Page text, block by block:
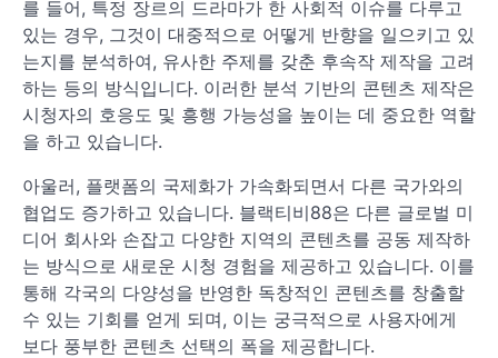
를 들어, 특정 장르의 드라마가 한 사회적 이슈를 다루고
있는 경우, 그것이 대중적으로 어떻게 반향을 일으키고 있
는지를 분석하여, 유사한 주제를 갖춘 후속작 제작을 고려
하는 등의 방식입니다. 이러한 분석 기반의 콘텐츠 제작은
시청자의 호응도 및 흥행 가능성을 높이는 데 중요한 역할
을 하고 있습니다.
아울러, 플랫폼의 국제화가 가속화되면서 다른 국가와의
협업도 증가하고 있습니다. 블랙티비88은 다른 글로벌 미
디어 회사와 손잡고 다양한 지역의 콘텐츠를 공동 제작하
는 방식으로 새로운 시청 경험을 제공하고 있습니다. 이를
통해 각국의 다양성을 반영한 독창적인 콘텐츠를 창출할
수 있는 기회를 얻게 되며, 이는 궁극적으로 사용자에게
보다 풍부한 콘텐츠 선택의 폭을 제공합니다.